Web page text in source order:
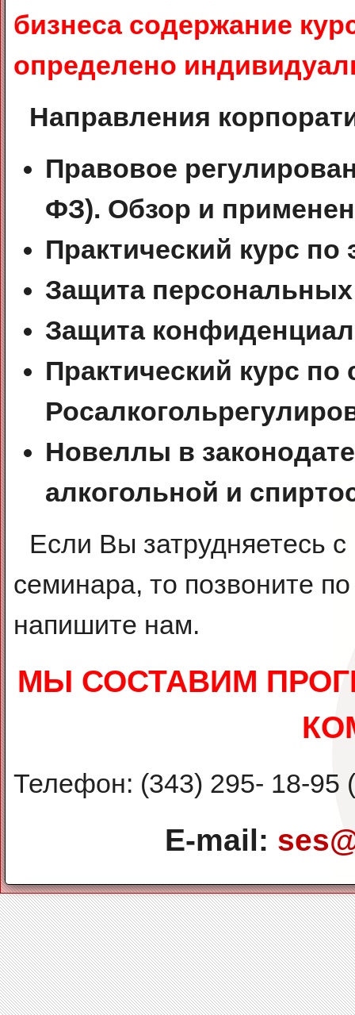
бизнеса содержание
определено
Направления
Правовое
ФЗ). Обзор и
Практический курс
Защита
Защита
Практический курс по
Новеллы в
алкогольной и
Если Вы затрудняетесь
семинара, то позвоните
напишите нам.
МЫ СОСТАВИМ
Телефон: (343) 295- 18-95
E-mail: